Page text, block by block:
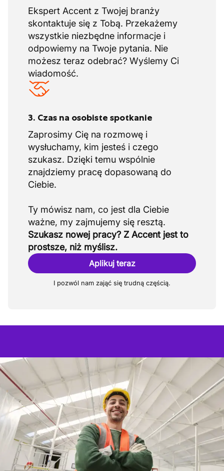
Ekspert Accent z Twojej branży
skontaktuje się z Tobą. Przekażemy
wszystkie niezbędne informacje i
odpowiemy na Twoje pytania. Nie
możesz teraz odebrać? Wyślemy Ci
wiadomość.
3. Czas na osobiste spotkanie
Zaprosimy Cię na rozmowę i
wysłuchamy, kim jesteś i czego
szukasz. Dzięki temu wspólnie
znajdziemy pracę dopasowaną do
Ciebie.
Ty mówisz nam, co jest dla Ciebie
Szukasz nowej pracy? Z Accent jest to
prostsze, niż myślisz.
Aplikuj teraz
I pozwól nam zająć się trudną częścią.